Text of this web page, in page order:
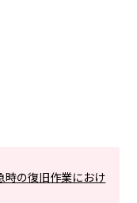
時の復旧作業におけ